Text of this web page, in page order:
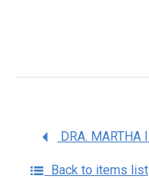
Back to items list